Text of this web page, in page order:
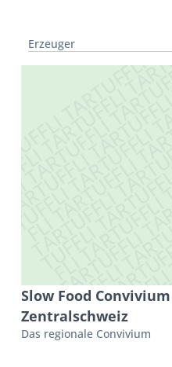
Erzeuger
Slow Food Convivium
Zentralschweiz
Das regionale Convivium